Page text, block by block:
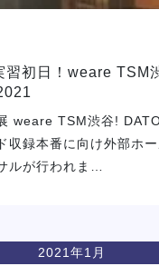
習初日！weare TSM
weare TSM渋谷!
収録本番に向け外部ホ
ルが行われま…
2021年1月